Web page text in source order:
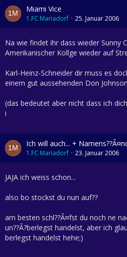
Miami Vice
1.FC Mariadorf 25. Januar 2006
Na wie findet ihr dass wieder Sunny
Amerikanischer Kollge wieder auf
Karl-Heinz-Schneider dir muss es
einem gut aussehenden Don
(das bedeutet aber nicht dass ich
i
Ich will auch... +
1.FC Mariadorf 23. Januar 2006
JAJA ich weiss schon...
also bo stockst du nun auf??
am besten schl??Â¤fst du noch ne
un??Â?berlegst handelst, aber ich
berlegst handelst hehe;)